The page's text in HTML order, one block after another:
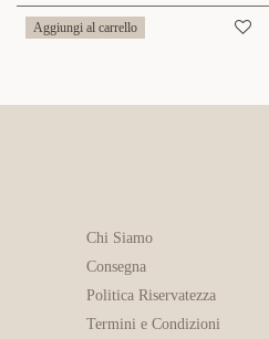
Aggiungi al carrello
Chi Siamo
Consegna
Politica Riservatezza
Termini e Condizioni